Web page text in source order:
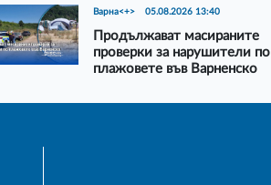
Варна<+> 05.08.2026 13:40
Продължават масираните
проверки за нарушители по
плажовете във Варненско